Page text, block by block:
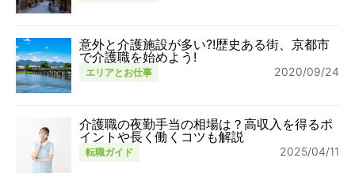
意外と介護施設が多い?!歴史ある街、京都市
で介護職を始めよう!
エリアとお仕事 2020/09/24
介護職の夜勤手当の相場は？高収入を得るポ
イントや長く働くコツも解説
転職ガイド 2025/04/11